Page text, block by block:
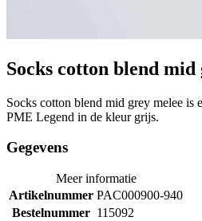
Socks cotton blend mid
Socks cotton blend mid grey melee is
PME Legend in de kleur grijs.
Gegevens
Meer informatie
Artikelnummer PAC000900-940
Bestelnummer 115092